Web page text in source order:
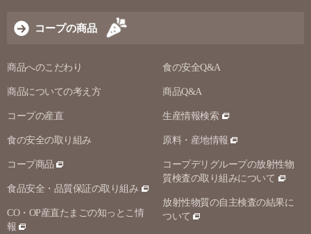
コープの商品
商品へのこだわり
商品についての考え方
コープの産直
食の安全の取り組み
コープ商品
食品安全・品質保証の取り組み
CO・OP産直たまごの知っとこ情
報
食の安全Q&A
商品Q&A
生産情報検索
原料・産地情報
コープデリグループの放射性物
質検査の取り組みについて
放射性物質の自主検査の結果に
ついて